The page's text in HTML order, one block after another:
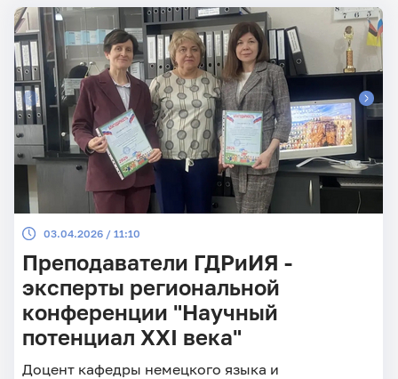
прошло мероприятие в рамках Недели космоса.
03.04.2026 / 11:10
Преподаватели ГДРиИЯ -
эксперты региональной
конференции "Научный
потенциал XXI века"
Доцент кафедры немецкого языка и